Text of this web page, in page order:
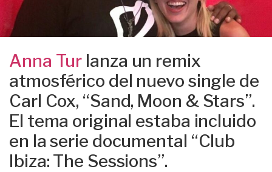
Anna Tur lanza un remix
atmosférico del nuevo single de
Carl Cox, “Sand, Moon & Stars”.
El tema original estaba incluido
en la serie documental “Club
Ibiza: The Sessions”.